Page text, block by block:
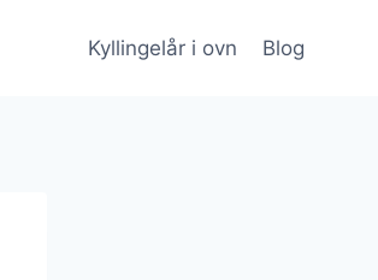
Kyllingelår i ovn Blog